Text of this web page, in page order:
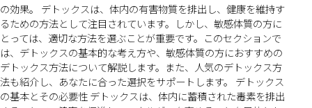
の効果。 デトックスは、体内の有害物質を排出し、健康を維持す
るための方法として注目されています。しかし、敏感体質の方に
とっては、適切な方法を選ぶことが重要です。このセクションで
は、デトックスの基本的な考え方や、敏感体質の方におすすめの
デトックス方法について解説します。また、人気のデトックス方
法も紹介し、あなたに合った選択をサポートします。 デトックス
の基本とその必要性 デトックスは、体内に蓄積された毒素を排出